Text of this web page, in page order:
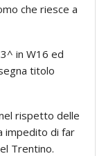
che riesce a
in W16 ed
titolo
rispetto delle
impedito di far
Trentino.